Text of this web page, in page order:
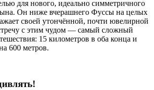
для нового, идеально симметричного
Он ниже вчерашнего Фуссы на целых
своей утончённой, почти ювелирной
с этим чудом — самый сложный
15 километров в оба конца и
600 метров.